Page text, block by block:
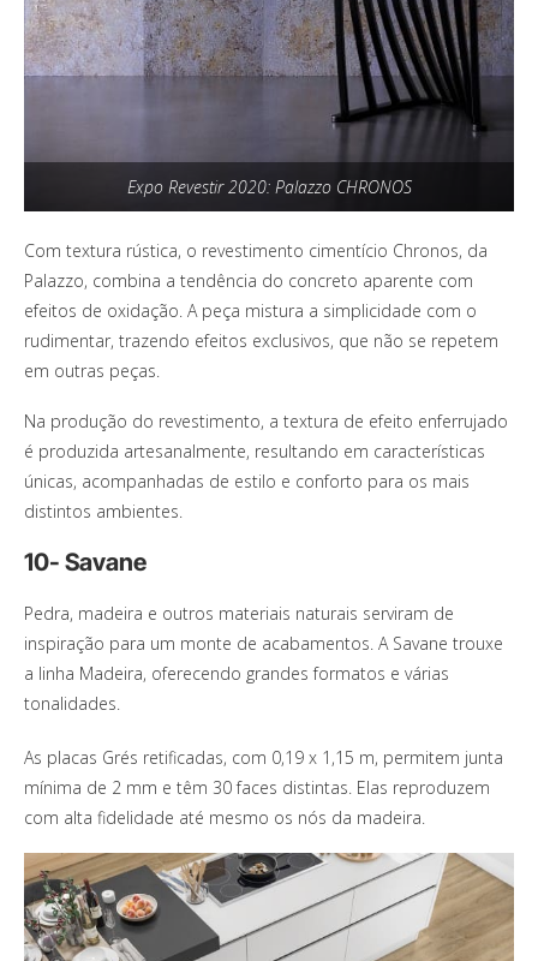
Expo Revestir 2020: Palazzo CHRONOS
Com textura rústica, o revestimento cimentício Chronos, da
Palazzo, combina a tendência do concreto aparente com
efeitos de oxidação. A peça mistura a simplicidade com o
rudimentar, trazendo efeitos exclusivos, que não se repetem
em outras peças.
Na produção do revestimento, a textura de efeito enferrujado
é produzida artesanalmente, resultando em características
únicas, acompanhadas de estilo e conforto para os mais
distintos ambientes.
10- Savane
Pedra, madeira e outros materiais naturais serviram de
inspiração para um monte de acabamentos. A Savane trouxe
a linha Madeira, oferecendo grandes formatos e várias
tonalidades.
As placas Grés retificadas, com 0,19 x 1,15 m, permitem junta
mínima de 2 mm e têm 30 faces distintas. Elas reproduzem
com alta fidelidade até mesmo os nós da madeira.